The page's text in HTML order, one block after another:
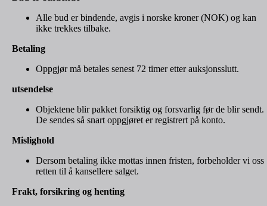
Alle bud er bindende, avgis i norske kroner (NOK) og kan
ikke trekkes tilbake.
Betaling
Oppgjør må betales senest 72 timer etter auksjonsslutt.
utsendelse
Objektene blir pakket forsiktig og forsvarlig før de blir sendt.
De sendes så snart oppgjøret er registrert på konto.
Mislighold
Dersom betaling ikke mottas innen fristen, forbeholder vi oss
retten til å kansellere salget.
Frakt, forsikring og henting